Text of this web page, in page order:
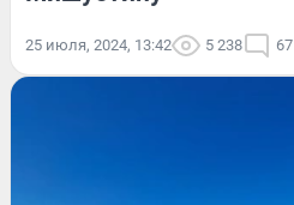
25 июля, 2024, 13:42 5 238 67